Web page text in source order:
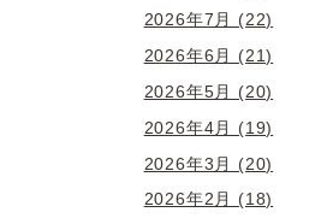
2026年7月 (22)
2026年6月 (21)
2026年5月 (20)
2026年4月 (19)
2026年3月 (20)
2026年2月 (18)